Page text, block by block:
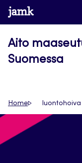
Siirry
suoraan
www.jamk.fi
Aito
Suomessa
Home luontohoiva